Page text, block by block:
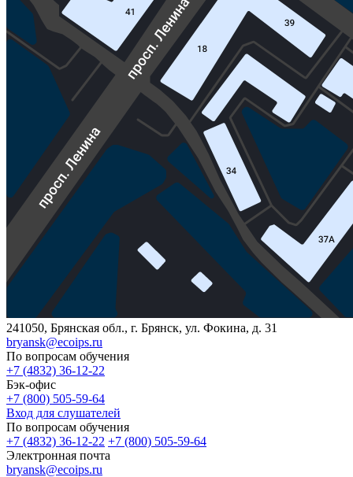
241050, Брянская обл., г. Брянск, ул. Фокина, д. 31
bryansk@ecoips.ru
По вопросам обучения
+7 (4832) 36-12-22
Бэк-офис
+7 (800) 505-59-64
Вход для слушателей
По вопросам обучения
+7 (4832) 36-12-22 +7 (800) 505-59-64
Электронная почта
bryansk@ecoips.ru